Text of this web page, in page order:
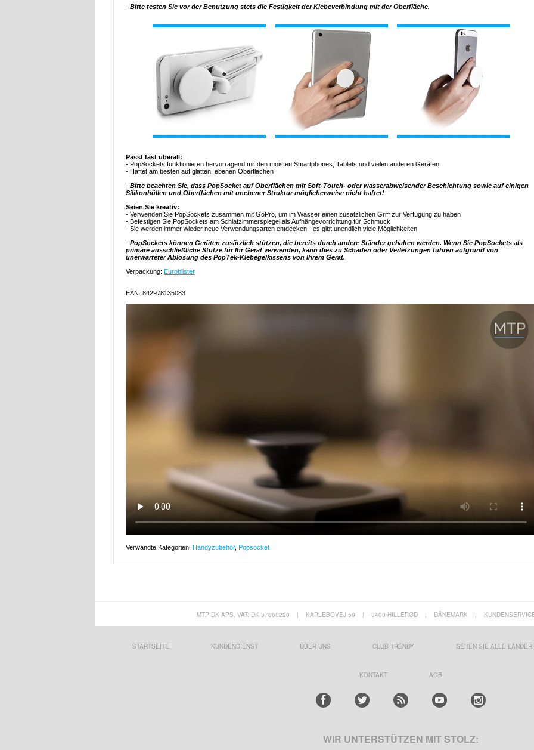
- Bitte testen Sie vor der Benutzung stets die Festigkeit der Klebeverbindung mit der Oberfläche.
Passt fast überall:
- PopSockets funktionieren hervorragend mit den moisten Smartphones, Tablets und vielen anderen Geräten
- Haftet am besten auf glatten, ebenen Oberflächen
- Bitte beachten Sie, dass PopSocket auf Oberflächen mit Soft-Touch- oder wasserabweisender Beschichtung sowie auf einigen
Silikonhüllen und Oberflächen mit unebener Struktur möglicherweise nicht haftet!
Seien Sie kreativ:
- Verwenden Sie PopSockets zusammen mit GoPro, um im Wasser einen zusätzlichen Griff zur Verfügung zu haben
- Befestigen Sie PopSockets am Schlafzimmerspiegel als Aufhängevorrichtung für Schmuck
- Sie werden immer wieder neue Verwendungsarten entdecken - es gibt unendlich viele Möglichkeiten
- PopSockets können Geräten zusätzlich stützen, die bereits durch andere Ständer gehalten werden. Wenn Sie PopSockets als
primäre ausschließliche Stütze für Ihr Gerät verwenden, kann dies zu Schäden oder Verletzungen führen aufgrund von
unerwarteter Ablösung des PopTek-Klebegelkissens von Ihrem Gerät.
Verpackung: Euroblister
EAN: 842978135083
Verwandte Kategorien: Handyzubehör, Popsocket
MTP DK APS, VAT: DK 37860220 | KARLEBOVEJ 59 | 3400 HILLERØD | DÄNEMARK |
STARTSEITE KUNDENDIENST ÜBER UNS CLUB TRENDY SEHEN SIE ALLE LÄNDER
KONTAKT AGB
WIR UNTERSTÜTZEN MIT STOLZ: